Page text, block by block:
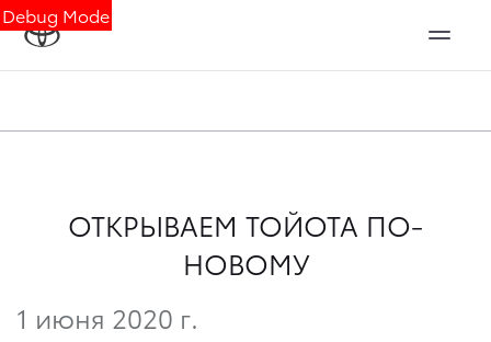
Debug Mode
ОТКРЫВАЕМ ТОЙОТА ПО-
НОВОМУ
1 июня 2020 г.